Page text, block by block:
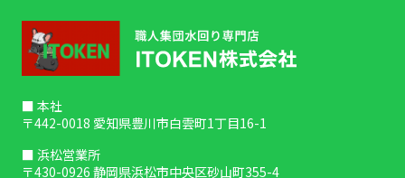
■ 本社
〒442-0018 愛知県豊川市白雲町1丁目16-1
■ 浜松営業所
〒430-0926 静岡県浜松市中央区砂山町355-4